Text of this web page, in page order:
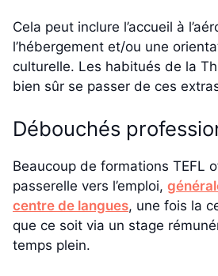
Cela peut inclure l’accueil à
l’hébergement et/ou une
culturelle. Les habitués de la
bien sûr se passer de ces
Débouchés
Beaucoup de formations TEFL
passerelle vers l’emploi,
centre de langues, une fois la
que ce soit via un stage
temps plein.